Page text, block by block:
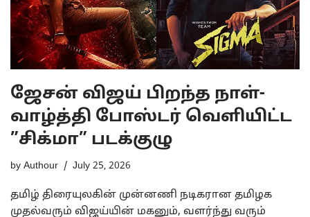
ஜேசன் விஜய் பிறந்த நாள்-
வாழ்த்தி போஸ்டர் வௌியிட்ட
”சிக்மா” படக்குழு
by Authour July 25, 2026
தமிழ் திரையுலகின் முன்னணி நடிகரான தமிழக
முதல்வரும் விஜய்யின் மகனும், வளர்ந்து வரும்